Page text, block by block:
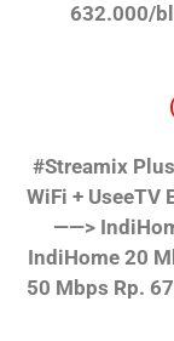
632.000/
#Streamix
WiFi + UseeTV
——>
IndiHome 20
50 Mbps Rp.